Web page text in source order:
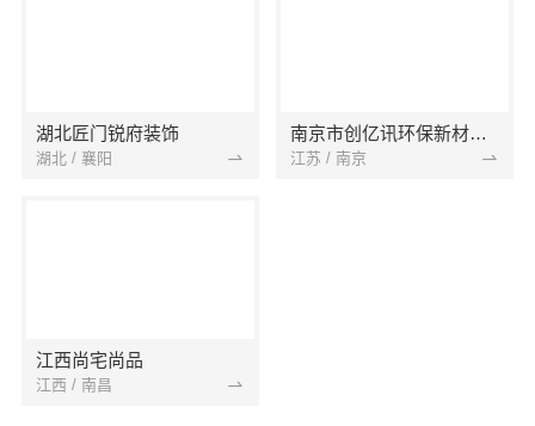
湖北匠门锐府装饰
湖北 / 襄阳
南京市创亿讯环保新材料有限公司
江苏 / 南京
江西尚宅尚品
江西 / 南昌